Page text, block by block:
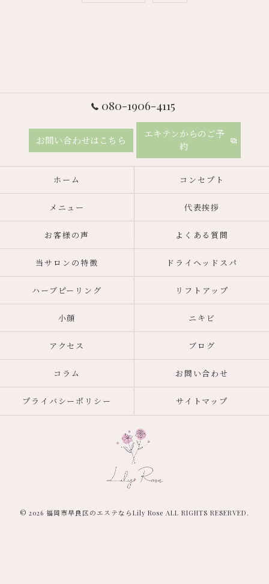
080-1906-4115
お問い合わせはこちら
エキテンからのご予
約
ホーム コンセプト
メニュー 代表挨拶
お客様の声 よくある質問
当サロンの特徴 ドライヘッドスパ
ハーブピーリング リフトアップ
小顔 ニキビ
アクセス ブログ
コラム お問い合わせ
プライバシーポリシー サイトマップ
© 2026 福岡市早良区のエステならLily Rose ALL RIGHTS RESERVED.